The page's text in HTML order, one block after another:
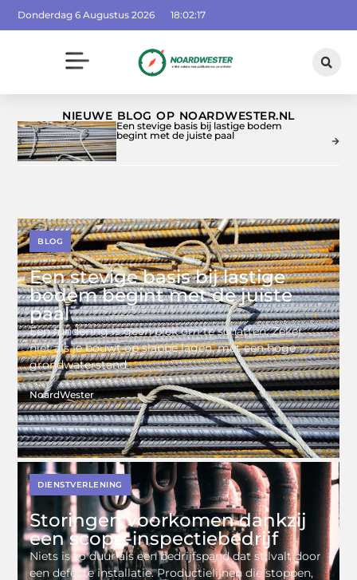
Donderdag 6 Augustus 2026 18:02:19
NIEUWE BLOG OP NOARDWESTER.NL
Een stevige basis bij lastige bodem
begint met de juiste paal
BLOG
Een stevige basis bij lastige
bodem begint met de juiste
paal
Een fundering is geen plek om te schatten. Zeker
niet als je bouwt op slappe lagen, met een hoge
grondwaterstand
NoardWester
DIENSTVERLENING
Storingen voorkomen dankzij
een scope-inspectiebedrijf
Niets is zo duur als een bedrijfspand dat stilvalt door
een defecte installatie. Productielijnen die stoppen,